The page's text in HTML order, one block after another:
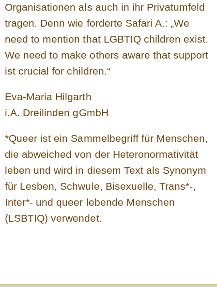
Organisationen als auch in ihr Privatumfeld
tragen. Denn wie forderte Safari A.: „We
need to mention that LGBTIQ children exist.
We need to make others aware that support
ist crucial for children.“
Eva-Maria Hilgarth
i.A. Dreilinden gGmbH
*Queer ist ein Sammelbegriff für Menschen,
die abweiched von der Heteronormativität
leben und wird in diesem Text als Synonym
für Lesben, Schwule, Bisexuelle, Trans*-,
Inter*- und queer lebende Menschen
(LSBTIQ) verwendet.